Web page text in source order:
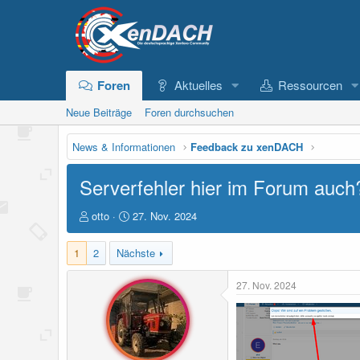
Foren Aktuelles Ressourcen
Neue Beiträge Foren durchsuchen
News & Informationen Feedback zu xenDACH
Serverfehler hier im Forum
E
r
s
t
e
otto
E
r
s
t
e
l
l
t
a
m
27. Nov. 2024
1 2 Nächste
27. Nov. 2024